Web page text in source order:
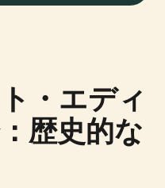
・エディ
歴史的な